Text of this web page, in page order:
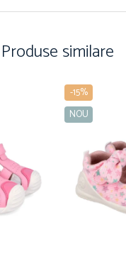
Produse similare
-15%
NOU